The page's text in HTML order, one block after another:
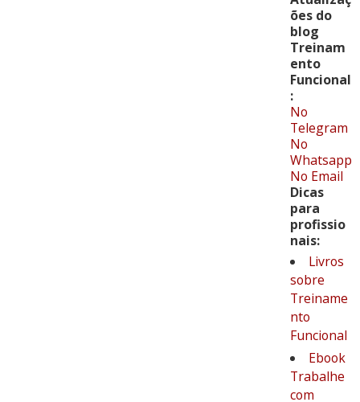
ões do
blog
Treinam
ento
Funcional
:
No
Telegram
No
Whatsapp
No Email
Dicas
para
profissio
nais:
Livros
sobre
Treiname
nto
Funcional
Ebook
Trabalhe
com